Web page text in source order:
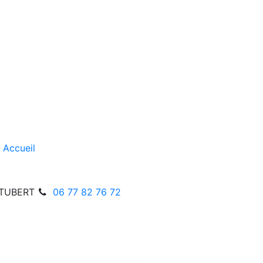
Accueil
06 77 82 76 72